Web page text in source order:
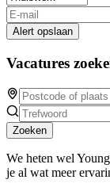
Alert opslaan
Vacatures
Zoeken
We heten wel
je al wat meer